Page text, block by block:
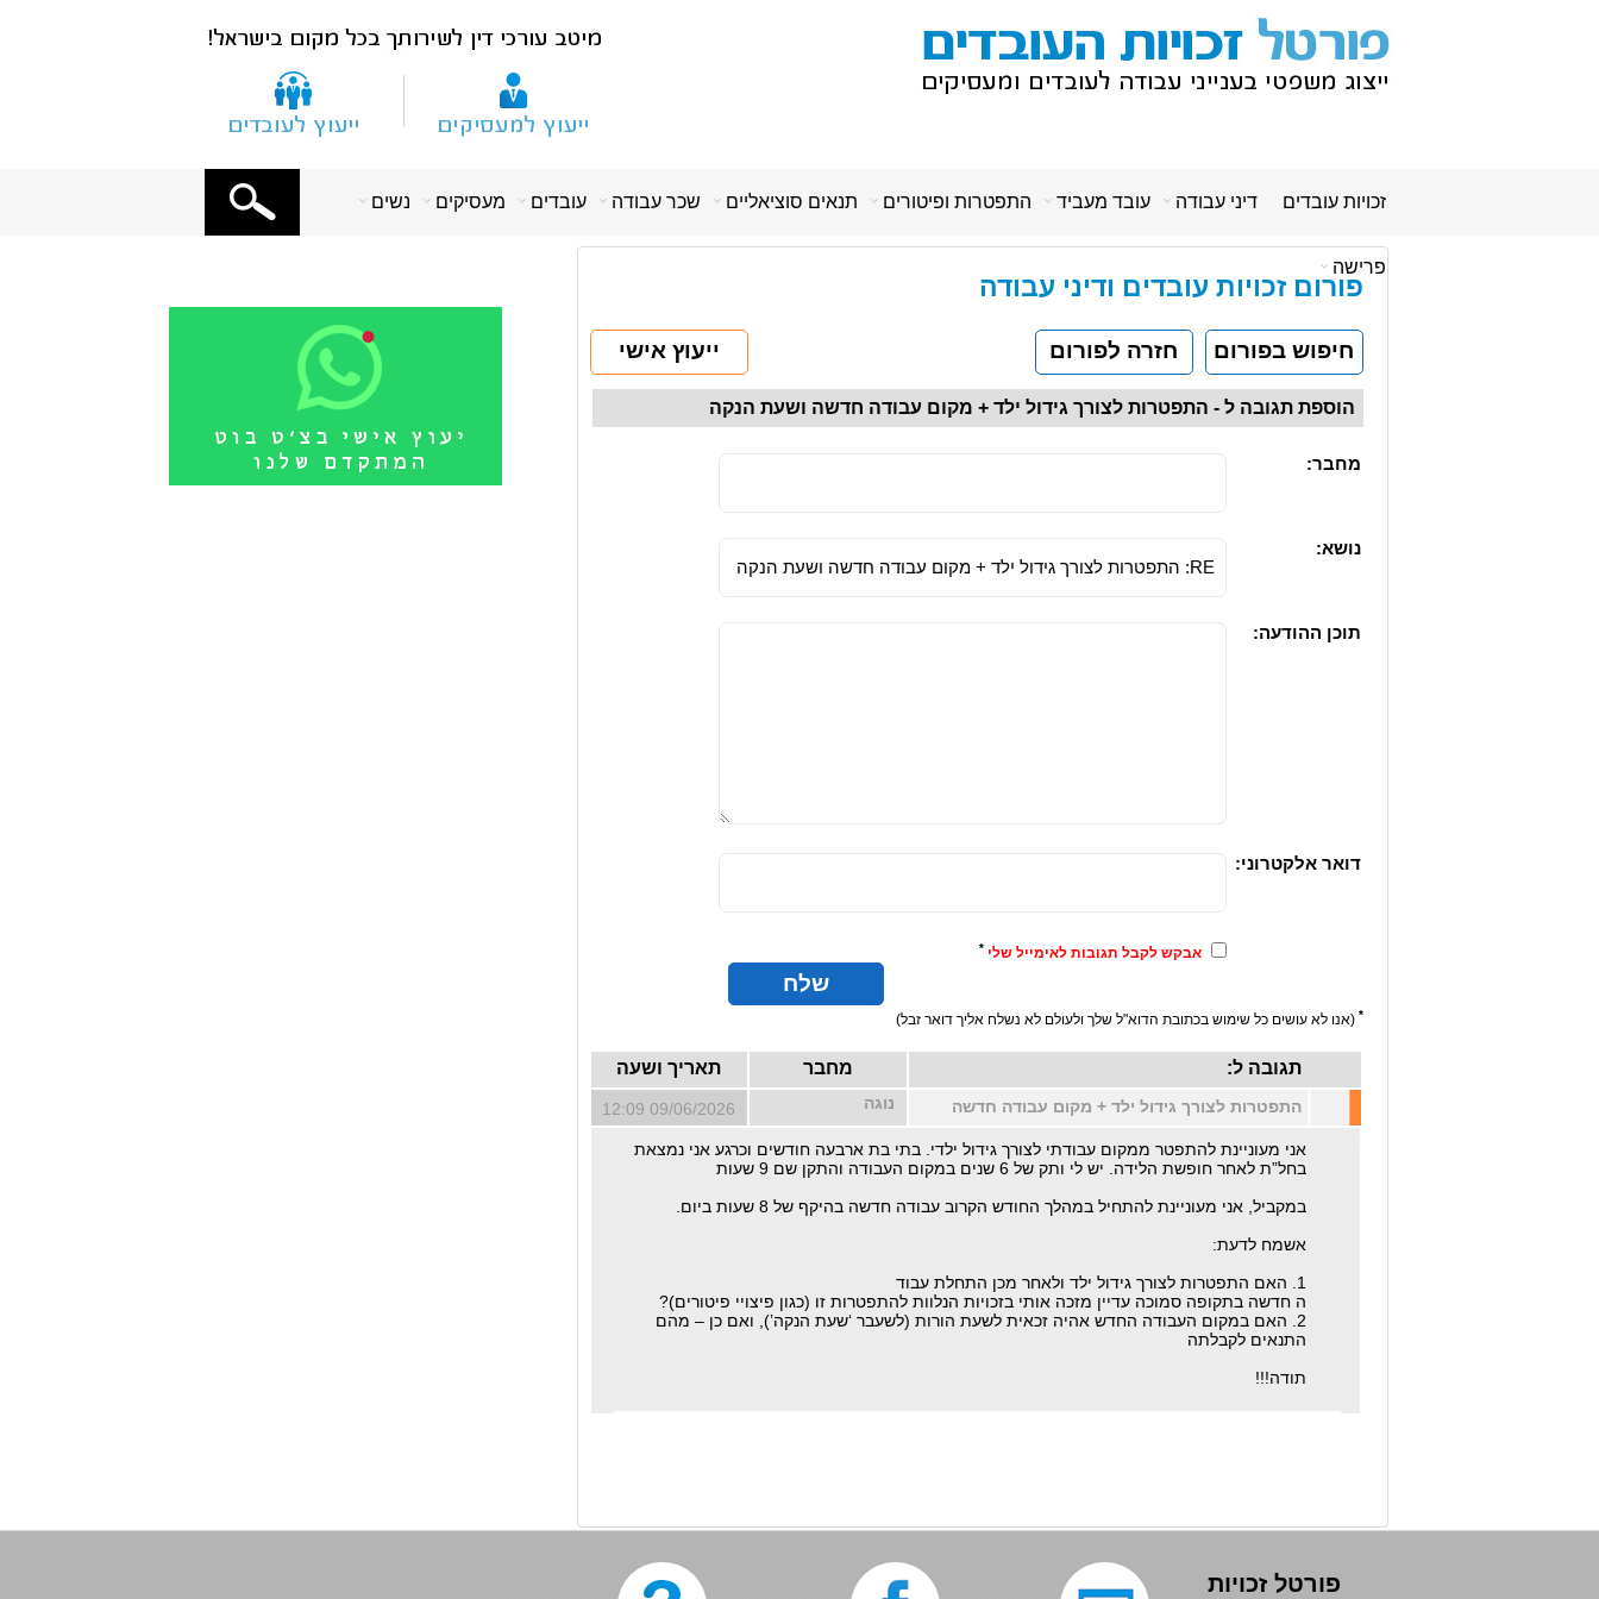
זכויות עובדים דיני עבודה עובד מעביד התפטרות ופיטורים תנאים סוציאליים שכר עבודה עובדים מעסיקים נשים
פרישה
X
פורום זכויות עובדים ודיני עבודה
חיפוש בפורום חזרה לפורום ייעוץ אישי
הוספת תגובה ל - התפטרות לצורך גידול ילד + מקום עבודה חדשה ושעת הנקה
מחבר:
נושא:
תוכן ההודעה:
דואר אלקטרוני:
אבקש לקבל תגובות לאימייל שלי *
* (אנו לא עושים כל שימוש בכתובת הדוא"ל שלך ולעולם לא נשלח אליך דואר זבל)
תגובה ל: מחבר תאריך ושעה
התפטרות לצורך גידול ילד + מקום עבודה חדשה
נוגה 09/06/2026 12:09
אני מעוניינת להתפטר ממקום עבודתי לצורך גידול ילדי. בתי בת ארבעה חודשים וכרגע אני נמצאת
בחל”ת לאחר חופשת הלידה. יש לי ותק של 6 שנים במקום העבודה והתקן שם 9 שעות
במקביל, אני מעוניינת להתחיל במהלך החודש הקרוב עבודה חדשה בהיקף של 8 שעות ביום.
אשמח לדעת:
1. האם התפטרות לצורך גידול ילד ולאחר מכן התחלת עבוד
ה חדשה בתקופה סמוכה עדיין מזכה אותי בזכויות הנלוות להתפטרות זו (כגון פיצויי פיטורים)?
2. האם במקום העבודה החדש אהיה זכאית לשעת הורות (לשעבר ‘שעת הנקה’), ואם כן – מהם
התנאים לקבלתה
תודה!!!
פורטל זכויות